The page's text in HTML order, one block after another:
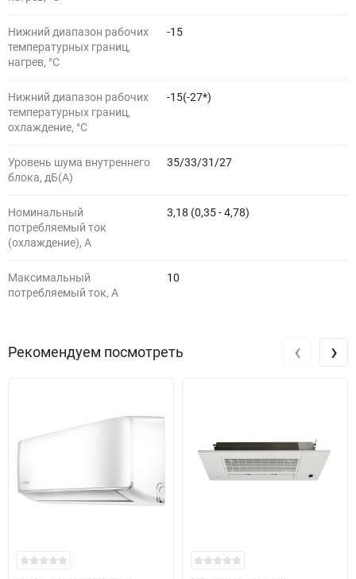
Нижний диапазон рабочих
температурных границ,
нагрев, °C
-15
Нижний диапазон рабочих
температурных границ,
охлаждение, °C
-15(-27*)
Уровень шума внутреннего
блока, дБ(А)
35/33/31/27
Номинальный
потребляемый ток
(охлаждение), А
3,18 (0,35 - 4,78)
Максимальный
потребляемый ток, А
10
Рекомендуем посмотреть ‹ ›